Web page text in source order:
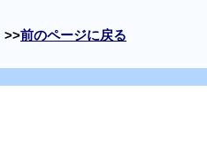
前のページに戻る